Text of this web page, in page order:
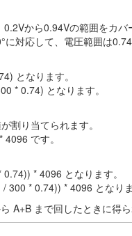
から0.94Vの範囲をカバ
対応して、電圧範囲は
となります。
* 0.74) となります。
割り当てられます。
です。
* 4096 となります。
300 * 0.74)) * 4096 となりま
A+B まで回したときに得